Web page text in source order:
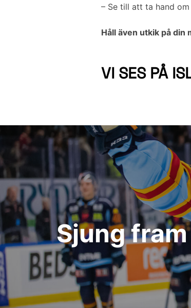
– Se till att ta hand
Håll även utkik på din
VI SES PÅ
Inläggsnavigering
Sjung